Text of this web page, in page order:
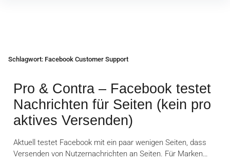
Schlagwort: Facebook Customer Support
Pro & Contra – Facebook testet
Nachrichten für Seiten (kein pro
aktives Versenden)
Aktuell testet Facebook mit ein paar wenigen Seiten, dass
Versenden von Nutzernachrichten an Seiten. Für Marken…